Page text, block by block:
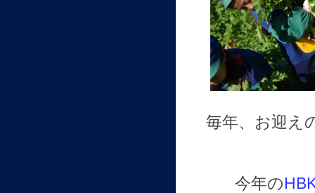
毎年、お迎え
今年の